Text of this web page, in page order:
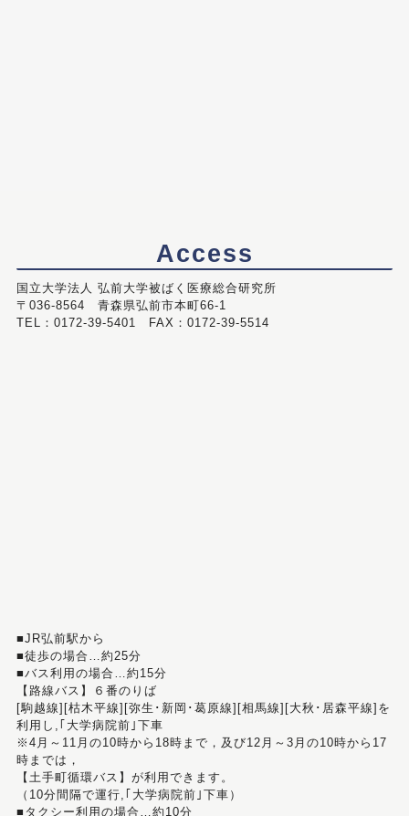
Access
国立大学法人 弘前大学被ばく医療総合研究所
〒036-8564 青森県弘前市本町66-1
TEL：0172-39-5401 FAX：0172-39-5514
■JR弘前駅から
■徒歩の場合…約25分
■バス利用の場合…約15分
【路線バス】６番のりば
[駒越線][枯木平線][弥生･新岡･葛原線][相馬線][大秋･居森平線]を
利用し,｢大学病院前｣下車
※4月～11月の10時から18時まで，及び12月～3月の10時から17
時までは，
【土手町循環バス】が利用できます。
（10分間隔で運行,｢大学病院前｣下車）
■タクシー利用の場合…約10分